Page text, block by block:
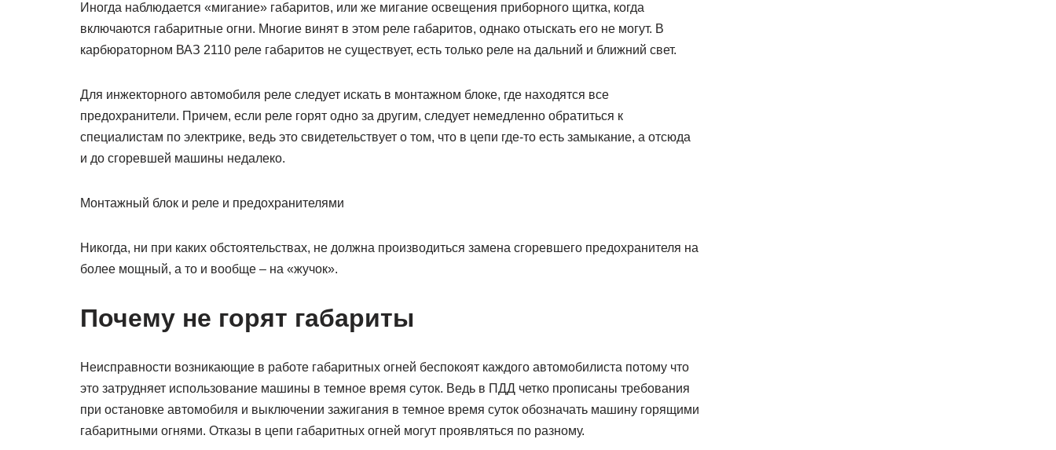
Иногда наблюдается «мигание» габаритов, или же мигание освещения приборного щитка, когда
включаются габаритные огни. Многие винят в этом реле габаритов, однако отыскать его не могут. В
карбюраторном ВАЗ 2110 реле габаритов не существует, есть только реле на дальний и ближний свет.
Для инжекторного автомобиля реле следует искать в монтажном блоке, где находятся все
предохранители. Причем, если реле горят одно за другим, следует немедленно обратиться к
специалистам по электрике, ведь это свидетельствует о том, что в цепи где-то есть замыкание, а отсюда
и до сгоревшей машины недалеко.
Монтажный блок и реле и предохранителями
Никогда, ни при каких обстоятельствах, не должна производиться замена сгоревшего предохранителя на
более мощный, а то и вообще – на «жучок».
Почему не горят габариты
Неисправности возникающие в работе габаритных огней беспокоят каждого автомобилиста потому что
это затрудняет использование машины в темное время суток. Ведь в ПДД четко прописаны требования
при остановке автомобиля и выключении зажигания в темное время суток обозначать машину горящими
габаритными огнями. Отказы в цепи габаритных огней могут проявляться по разному.